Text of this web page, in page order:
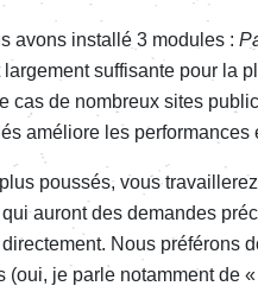
avons installé 3 modules :
suffi­­sante pour la
cas de nombreux sites
améliore les perfor­mances
pous­­sés, vous
auront des demandes
Nous préfé­­rons
je parle notam­­ment de